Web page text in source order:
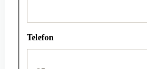
Telefon